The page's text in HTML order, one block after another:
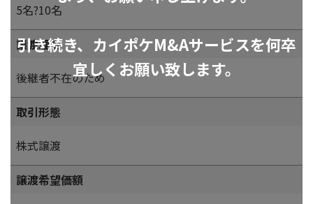
引き続き、カイポケM&Aサービスを何卒
宜しくお願い致します。
5名?10名
譲渡理由
後継者不在のため
取引形態
株式譲渡
譲渡希望価額